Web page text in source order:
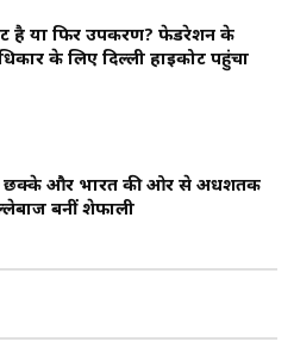
है या फिर उपकरण? फेडरेशन के
के लिए दिल्ली हाईकोर्ट पहुंचा
छक्के और भारत की ओर से अर्धशतक
बनीं शेफाली